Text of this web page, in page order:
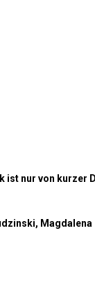
ist nur von kurzer